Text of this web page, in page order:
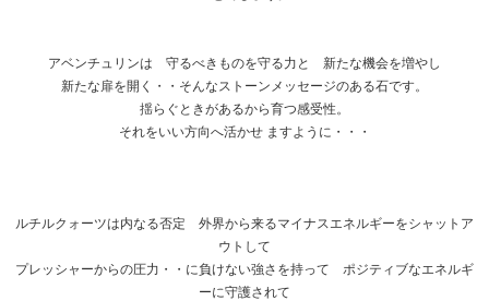
アベンチュリンは 守るべきものを守る力と 新たな機会を増やし
新たな扉を開く・・そんなストーンメッセージのある石です。
揺らぐときがあるから育つ感受性。
それをいい方向へ活かせ ますように・・・
ルチルクォーツは内なる否定 外界から来るマイナスエネルギーをシャットア
ウトして
プレッシャーからの圧力・・に負けない強さを持って ポジティブなエネルギ
ーに守護されて